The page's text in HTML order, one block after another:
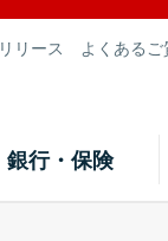
リース よくある
銀行・保険